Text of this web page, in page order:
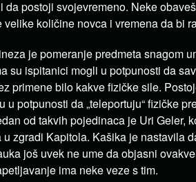
da postoji svojevremeno. Neke
velike količine novca i vremena da bi
je pomeranje predmeta snagom
su ispitanici mogli u potpunosti da
primene bilo kakve fizičke sile.
u potpunosti da „teleportuju“ fizičke
od takvih pojedinaca je Uri Geler,
u zgradi Kapitola. Kašika je nastavila
još uvek ne ume da objasni
ima neke veze s tim.